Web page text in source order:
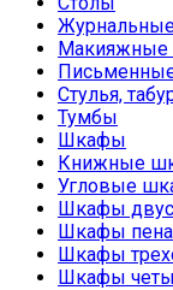
Макияжные
Стулья,
Тумбы
Шкафы
Книжные
Угловые
Шкафы
Шкафы
Шкафы
Шкафы